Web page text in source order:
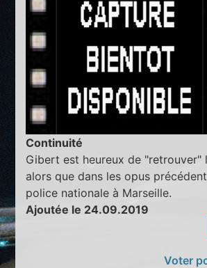
Continuité
Gibert est heureux de "retrouver"
alors que dans les opus
police nationale à Marseille.
Ajoutée le 24.09.2019
Voter